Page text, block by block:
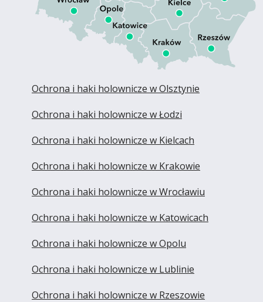
Ochrona i haki holownicze w Olsztynie
Ochrona i haki holownicze w Łodzi
Ochrona i haki holownicze w Kielcach
Ochrona i haki holownicze w Krakowie
Ochrona i haki holownicze w Wrocławiu
Ochrona i haki holownicze w Katowicach
Ochrona i haki holownicze w Opolu
Ochrona i haki holownicze w Lublinie
Ochrona i haki holownicze w Rzeszowie